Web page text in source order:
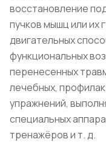
восстановление
пучков мышц или их
двигательных
функциональных
перенесенных
лечебных,
упражнений,
специальных
тренажёров и т. д.